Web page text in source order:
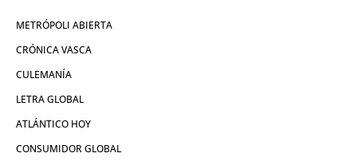
METRÓPOLI ABIERTA
CRÓNICA VASCA
CULEMANÍA
LETRA GLOBAL
ATLÁNTICO HOY
CONSUMIDOR GLOBAL